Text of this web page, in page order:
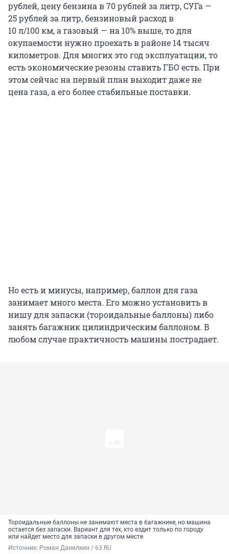
рублей, цену бензина в 70 рублей за литр, СУГа —
25 рублей за литр, бензиновый расход в
10 л/100 км, а газовый — на 10% выше, то для
окупаемости нужно проехать в районе 14 тысяч
километров. Для многих это год эксплуатации, то
есть экономические резоны ставить ГБО есть. При
этом сейчас на первый план выходит даже не
цена газа, а его более стабильные поставки.
Но есть и минусы, например, баллон для газа
занимает много места. Его можно установить в
нишу для запаски (тороидальные баллоны) либо
занять багажник цилиндрическим баллоном. В
любом случае практичность машины пострадает.
Тороидальные баллоны не занимают места в багажнике, но машина
остается без запаски. Вариант для тех, кто ездит только по городу
или найдет место для запаски в другом месте
Источник: Роман Данилкин / 63.RU